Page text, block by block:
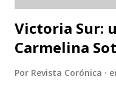
Victoria Sur:
Carmelina
Por Revista Corónica